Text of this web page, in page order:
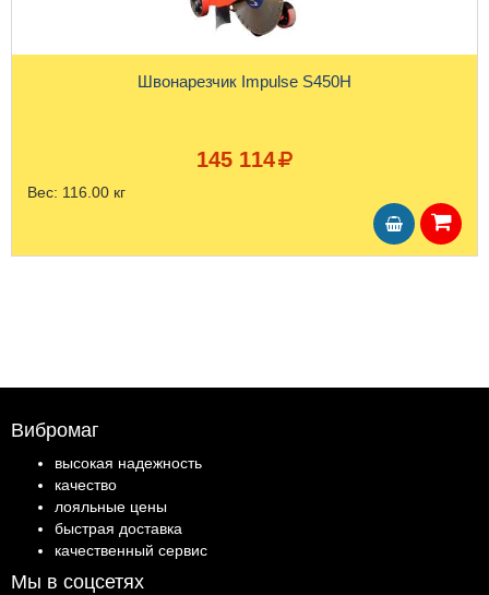
Швонарезчик Impulse S450H
145 114
Вес: 116.00 кг
Вибромаг
высокая надежность
качество
лояльные цены
быстрая доставка
качественный сервис
Мы в соцсетях